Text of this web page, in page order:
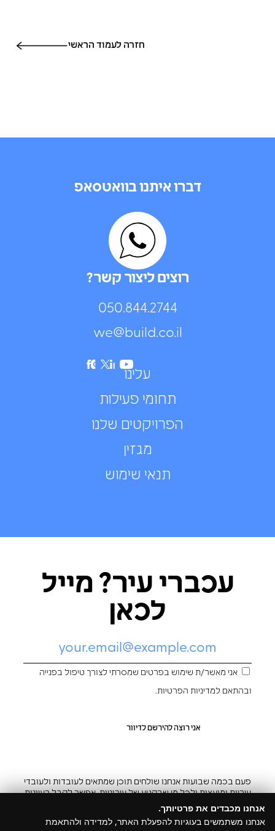
חזרה לעמוד הראשי
עלינו
תחומי פעילות
הפרויקטים שלנו
מגזין
תנאי שימוש
דברו איתנו בוואטסאפ
רוצים ליצור קשר?
050.844.2744⁩
we@build.co.il
עכברי עיר? מייל
לכאן
אני מאשר/ת שימוש בפרטים שמסרתי לצורך טיפול בפנייה
ובהתאם למדיניות הפרטיות.
פעם בכמה שבועות אנחנו שולחים תוכן שמתאים לעובדות ולעובדי
עיריות ומועצות ולכל מי שבקטע של עירוניות. אפשר לקבל רעיונות
אנחנו מכבדים את פרטיותך.
אנחנו משתמשים בעוגיות להפעלת האתר, למדידה ולהתאמת